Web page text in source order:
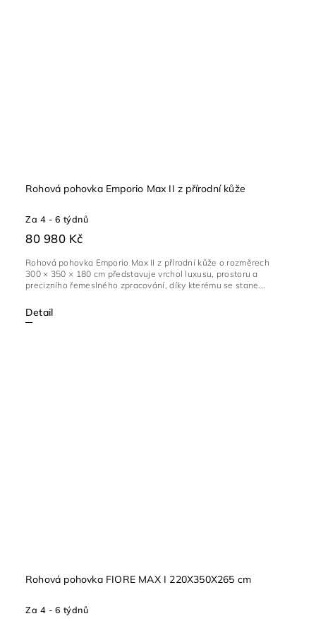
Rohová pohovka Emporio Max II z přírodní kůže
Za 4 - 6 týdnů
80 980 Kč
Detail
Rohová pohovka Emporio Max II z přírodní kůže o rozměrech
300 × 350 × 180 cm představuje vrchol luxusu, prostoru a
precizního řemeslného zpracování, díky kterému se stane...
Rohová pohovka FIORE MAX I 220X350X265 cm
Za 4 - 6 týdnů